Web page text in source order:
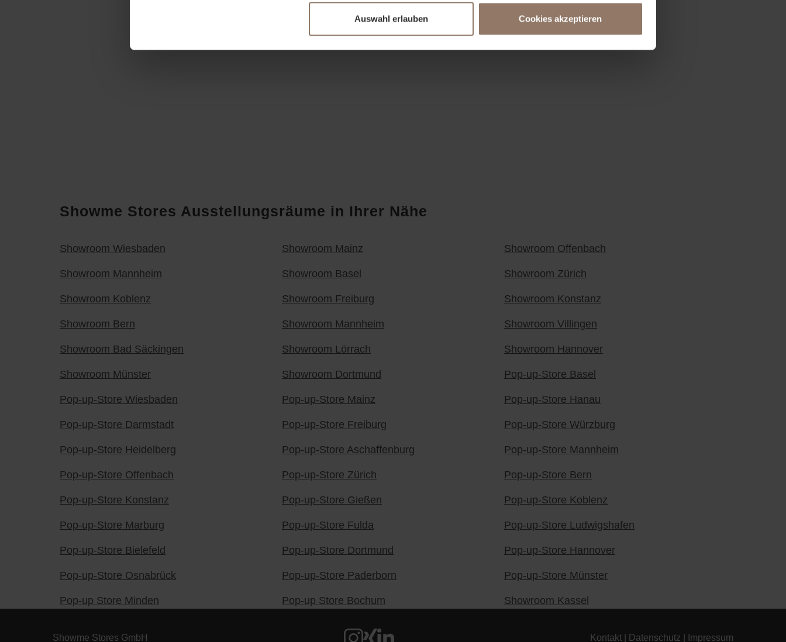
Auswahl erlauben Cookies akzeptieren
Showme Stores Ausstellungsräume in Ihrer Nähe
Showroom Wiesbaden
Showroom Mannheim
Showroom Koblenz
Showroom Bern
Showroom Bad Säckingen
Showroom Münster
Pop-up-Store Wiesbaden
Pop-up-Store Darmstadt
Pop-up-Store Heidelberg
Pop-up-Store Offenbach
Pop-up-Store Konstanz
Pop-up-Store Marburg
Pop-up-Store Bielefeld
Pop-up-Store Osnabrück
Pop-up Store Minden
Showroom Mainz
Showroom Basel
Showroom Freiburg
Showroom Mannheim
Showroom Lörrach
Showroom Dortmund
Pop-up-Store Mainz
Pop-up-Store Freiburg
Pop-up-Store Aschaffenburg
Pop-up-Store Zürich
Pop-up-Store Gießen
Pop-up-Store Fulda
Pop-up-Store Dortmund
Pop-up-Store Paderborn
Pop-up Store Bochum
Showroom Offenbach
Showroom Zürich
Showroom Konstanz
Showroom Villingen
Showroom Hannover
Pop-up-Store Basel
Pop-up-Store Hanau
Pop-up-Store Würzburg
Pop-up-Store Mannheim
Pop-up-Store Bern
Pop-up-Store Koblenz
Pop-up-Store Ludwigshafen
Pop-up-Store Hannover
Pop-up-Store Münster
Showroom Kassel
Showme Stores GmbH Kontakt Datenschutz Impressum